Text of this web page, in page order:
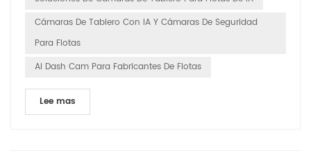
Cámaras De Tablero Con IA Y Cámaras De Seguridad
Para Flotas
AI Dash Cam Para Fabricantes De Flotas
Lee mas